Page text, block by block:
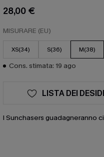
28,00 €
MISURARE (EU)
XS(34) S(36) M(38)
Cons. stimata: 19 ago
LISTA DEI
I Sunchasers guadagneranno